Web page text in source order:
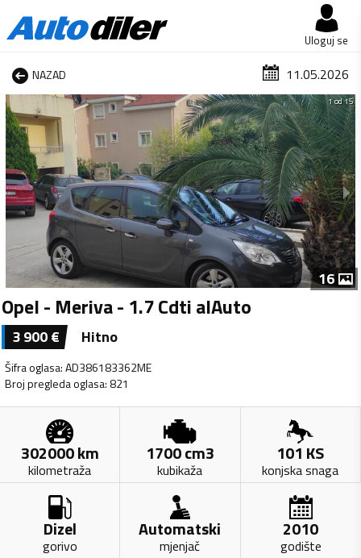
Uloguj se
NAZAD 11.05.2026
1 od 15
16
Opel - Meriva - 1.7 Cdti alAuto
3 900€ Hitno
Šifra oglasa:AD386183362ME
Broj pregleda oglasa: 821
302000km
kilometraža
1700cm3
kubikaža
101 KS
konjska snaga
Dizel
gorivo
Automatski
mjenjač
2010
godište